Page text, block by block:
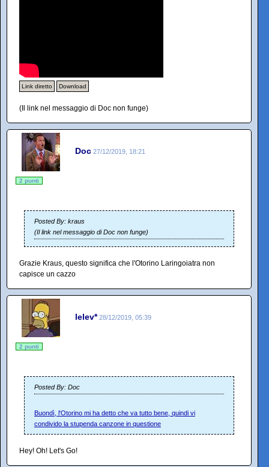
Link diretto Download
(Il link nel messaggio di Doc non funge)
Doc 27/12/2019, 18:21
2 punti
Posted By: kraus
(Il link nel messaggio di Doc non funge)
Grazie Kraus, questo significa che l'Otorino Laringoiatra non
capisce un cazzo
lelev* 28/12/2019, 05:39
2 punti
Posted By: Doc
Buondì, l'Otorino mi ha detto che va tutto bene, quindi vi
condivido la stupenda canzone in questione
Hey! Oh! Let's Go!